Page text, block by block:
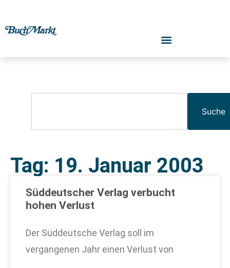
Suche
Tag: 19. Januar 2003
Süddeutscher Verlag verbucht
hohen Verlust
Der Süddeutsche Verlag soll im
vergangenen Jahr einen Verlust von